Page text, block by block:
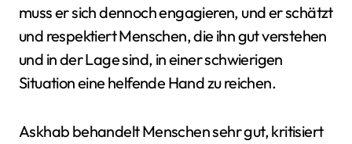
muss er sich dennoch engagieren, und er schätzt
und respektiert Menschen, die ihn gut verstehen
und in der Lage sind, in einer schwierigen
Situation eine helfende Hand zu reichen.
Askhab behandelt Menschen sehr gut, kritisiert